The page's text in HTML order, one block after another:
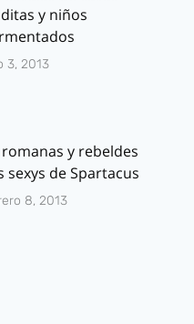
y niños
3, 2013
romanas y rebeldes
sexys de Spartacus
8, 2013